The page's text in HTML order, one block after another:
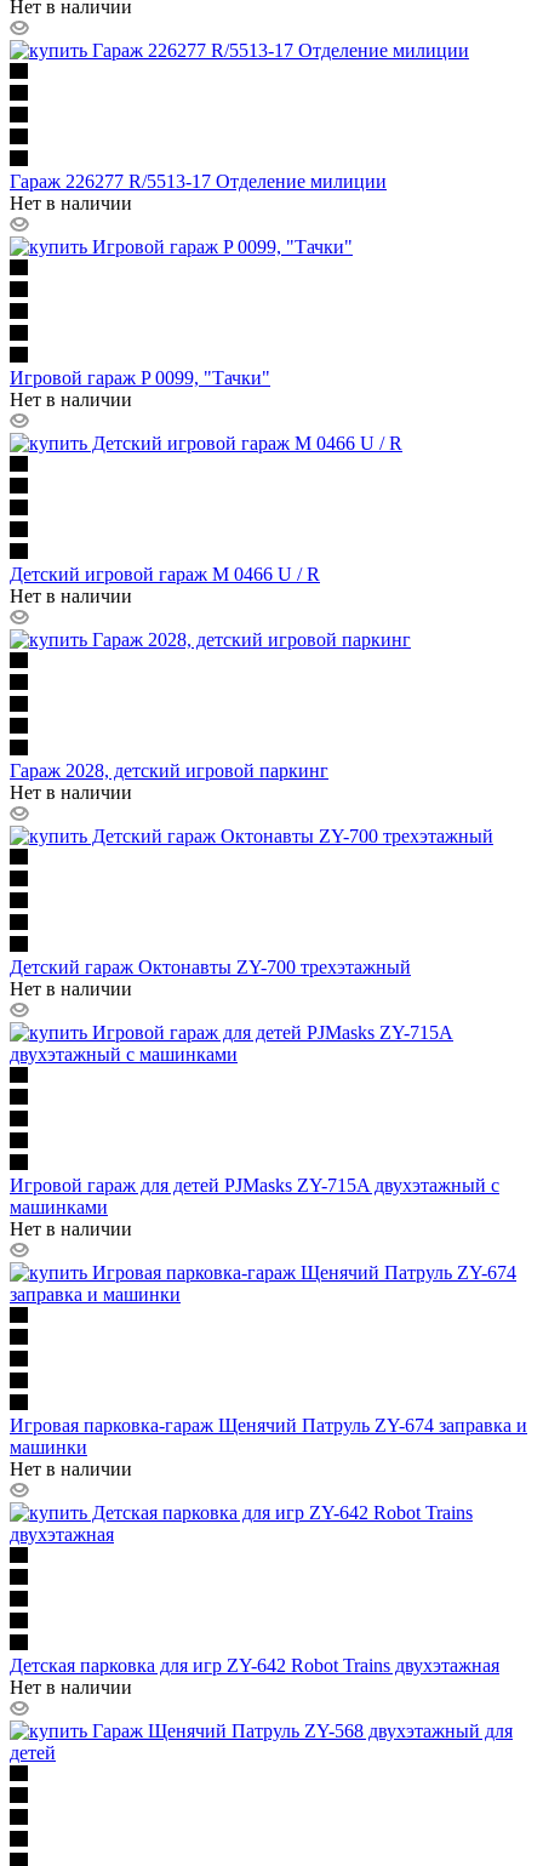
Нет в наличии
Гараж 226277 R/5513-17 Отделение милиции
Нет в наличии
Игровой гараж P 0099, "Тачки"
Нет в наличии
Детский игровой гараж M 0466 U / R
Нет в наличии
Гараж 2028, детский игровой паркинг
Нет в наличии
Детский гараж Октонавты ZY-700 трехэтажный
Нет в наличии
Игровой гараж для детей PJMasks ZY-715A двухэтажный с
машинками
Нет в наличии
Игровая парковка-гараж Щенячий Патруль ZY-674 заправка и
машинки
Нет в наличии
Детская парковка для игр ZY-642 Robot Trains двухэтажная
Нет в наличии